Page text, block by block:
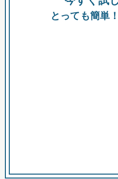
とっても簡単